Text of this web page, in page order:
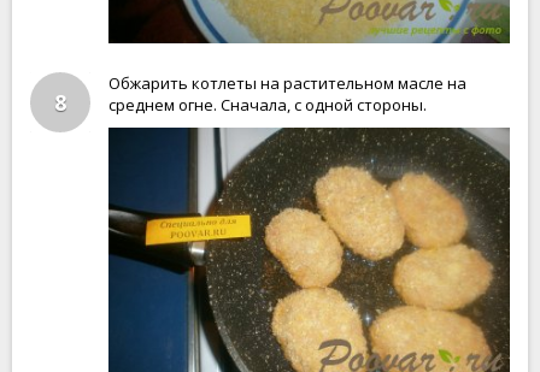
8
Обжарить котлеты на растительном масле на
среднем огне. Сначала, с одной стороны.